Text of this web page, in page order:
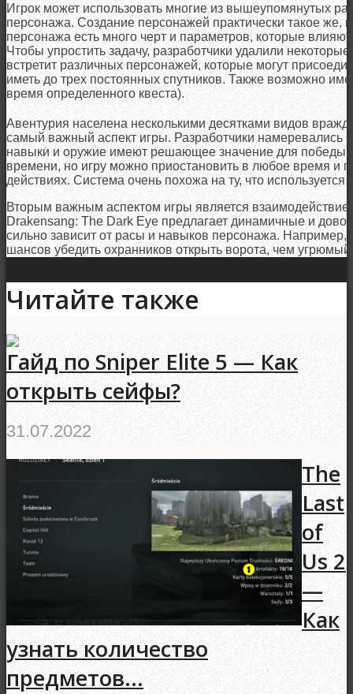
Игрок может использовать многие из вышеупомянутых
персонажа. Создание персонажей практически такое же,
персонажа есть много черт и параметров, которые
Чтобы упростить задачу, разработчики удалили
встретит различных персонажей, которые могут
иметь до трех постоянных спутников. Также возможно
время определенного квеста).
Авентурия населена несколькими десятками видов
самый важный аспект игры. Разработчики намеревались
навыки и оружие имеют решающее значение для победы.
времени, но игру можно приостановить в любое время и
действиях. Система очень похожа на ту, что используется
Вторым важным аспектом игры является
Drakensang: The Dark Eye предлагает динамичные и
сильно зависит от расы и навыков персонажа.
шансов убедить охранников открыть ворота, чем угрюмый
Читайте также
Гайд по Sniper Elite 5 — Как
открыть сейфы?
31.07.2022
The
Last
of
Us 2
—
Как
узнать количество
предметов...